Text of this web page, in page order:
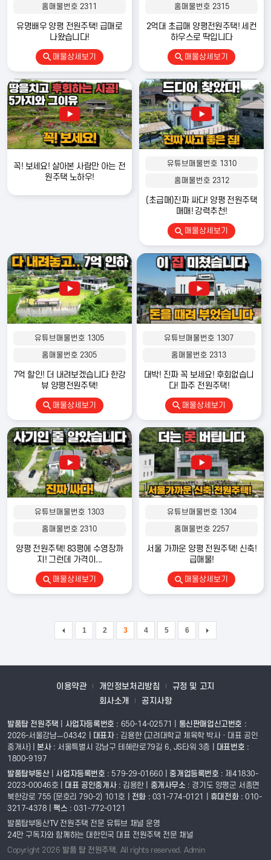
홈매물번호 2311
유명배우 양평 전원주택! 급매로
나왔습니다!
매물상세보기
홈매물번호 2315
2억대 초급매 양평전원주택! 세컨
하우스로 딱입니다
매물상세보기
꼭! 보세요! 살아본 사람만 아는 전
원주택 노하우!
유튜브매물번호 1310
홈매물번호 2312
(초급매)진짜 싸다! 양평 전원주택
매매! 강력추천!
매물상세보기
유튜브매물번호 1305
홈매물번호 2305
7억 할인! 더 내려보겠습니다 한강
뷰 양평전원주택!
매물상세보기
유튜브매물번호 1307
홈매물번호 2313
대박! 진짜 꼭 보세요! 후회없습니
다! 파주 전원주택!
매물상세보기
유튜브매물번호 1303
홈매물번호 2310
양평 전원주택! 83평에 수영장까
지! 그런데 가격이...
매물상세보기
유튜브매물번호 1304
홈매물번호 2257
서울 가까운 양평 전원주택! 신축!
급매물!
매물상세보기
1 2 3 4 5 6
이용약관 개인정보처리방침
규정 및 고지
회사소개
공지사항
발품탑 전원주택 사업자등록번호 : 650-14-02571 | 통신판매업신고번호 :
2026-서울강남ㅡ04342 |
대표자: 김용한 (고려대학교 체육학 박사 · 대표 공인
중개사)
본사: 서울특별시 강남구 테헤란로79길 6, JS타워 3층 | 대표번호 :
1800-9197
발품탑부동산|사업자등록번호 : 579-29-01660 | 중개업등록번호 : 제41830-
2023-00046호 |
대표 공인중개사: 김용한 중개사무소 : 경기도 양평군 서종면
북한강로 755 (문호리 790-2) 101호 | 전화 : 031-774-0121 | 휴대전화: 010-
3217-4378 | 팩스 : 031-772-0121
발품탑부동산TV 전원주택 전문 유튜브 채널 운영
24만 구독자와 함께하는 대한민국 대표 전원주택 전문 채널
Copyright 2026 발품 탑 전원주택. All rights reserved.Admin